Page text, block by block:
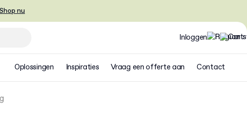
nu
Inloggen
Oplossingen Inspiraties Vraag een offerte aan Contact